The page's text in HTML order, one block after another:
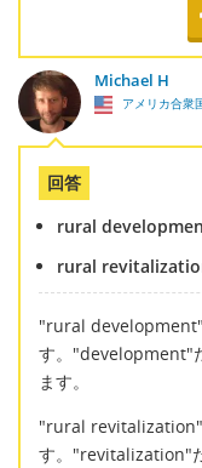
Michael H
アメリカ合衆
回答
rural
rural
"rural development"
す。"development"
ます。
"rural revitalization"
す。"revitalization"